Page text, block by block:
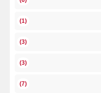
(1)
(3)
(3)
(7)